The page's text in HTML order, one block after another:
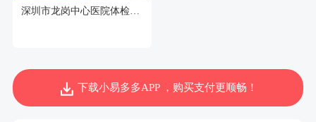
深圳市龙岗中心医院体检中心
下载小易多多APP ，购买支付更顺畅！